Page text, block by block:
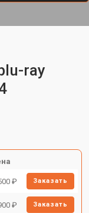
ray
₽ Заказать
₽ Заказать